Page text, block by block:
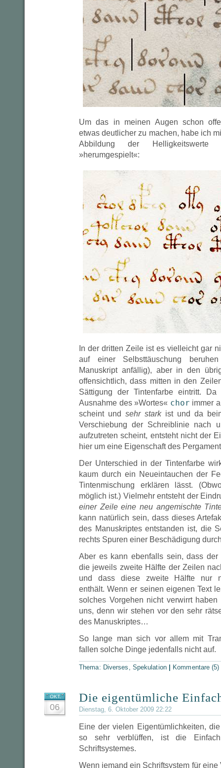
Um das in meinen Augen schon
etwas deutlicher zu machen, habe ich
Abbildung der
»herumgespielt«:
In der dritten Zeile ist es vielleicht gar
auf einer Selbsttäuschung
Manuskript anfällig), aber in den
offensichtlich, dass mitten in den
Sättigung der Tintenfarbe eintritt.
Ausnahme des »Wortes« chor immer
scheint und sehr starkist und da
Verschiebung der Schreiblinie nach
aufzutreten scheint, entsteht nicht der
hier um eine Eigenschaft des
Der Unterschied in der Tintenfarbe
kaum durch ein Neueintauchen der
Tintenmischung erklären lässt.
möglich ist.) Vielmehr entsteht der
einer Zeile eine neu angemischte
kann natürlich sein, dass dieses
des Manuskriptes entstanden ist, die
rechts Spuren einer Beschädigung
Aber es kann ebenfalls sein, dass der
die jeweils zweite Hälfte der Zeilen
und dass diese zweite Hälfte nur
enthält. Wenn er seinen eigenen Text
solches Vorgehen nicht verwirrt
uns, denn wir stehen vor den sehr
des Manuskriptes…
So lange man sich vor allem mit
fallen solche Dinge jedenfalls nicht auf.
Thema: Diverses , Spekulation Kommentare (5)
OKT.
06
Die eigentümliche
Dienstag, 6. Oktober 2009 22:22
Eine der vielen Eigentümlichkeiten,
so sehr verblüffen, ist die
Schriftsystemes.
Wenn jemand ein Schriftsystem für